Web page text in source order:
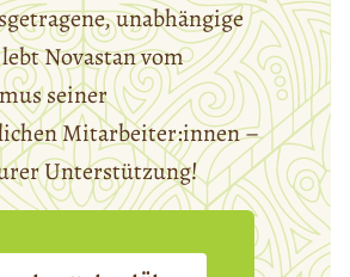
unabhängige
Novastan vom
seiner
Mitarbeiter:innen –
Unterstützung!